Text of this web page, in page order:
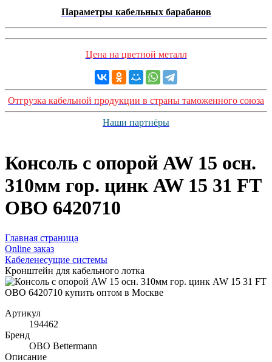
Параметры кабельных барабанов
Цена на цветной металл
Отгрузка кабельной продукции в страны таможенного союза
Наши партнёры
Консоль с опорой AW 15 осн.
310мм гор. цинк AW 15 31 FT
OBO 6420710
Главная страница
Оnline заказ
Кабеленесущие системы
Кронштейн для кабельного лотка
Артикул
194462
Бренд
OBO Bettermann
Описание